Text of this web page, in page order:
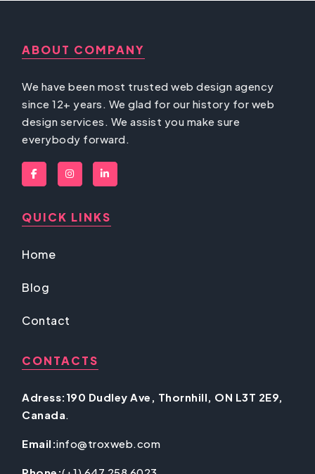
ABOUT COMPANY
We have been most trusted web design agency
since 12+ years. We glad for our history for web
design services. We assist you make sure
everybody forward.
QUICK LINKS
Home
Blog
Contact
CONTACTS
Adress:190 Dudley Ave, Thornhill, ON L3T 2E9,
Canada
Email:info@troxweb.com